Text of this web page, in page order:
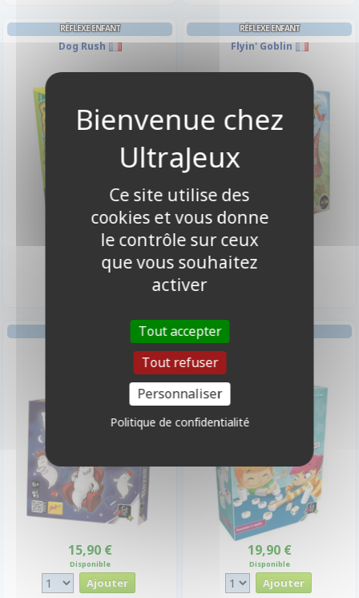
RÉFLEXE ENFANT
Dog Rush
8,90 €
Disponible
RÉFLEXE ENFANT
Flyin' Goblin
30,90 €
Indisponible
15,90 €
Disponible
19,90 €
Disponible
Ce site utilise des
cookies et vous donne
le contrôle sur ceux
que vous souhaitez
activer
Tout accepter
Tout refuser
Personnaliser
Politique de confidentialité